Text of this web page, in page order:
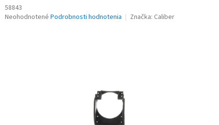
58843
Priemerné
Neohodnotené Podrobnosti hodnotenia Značka: Caliber